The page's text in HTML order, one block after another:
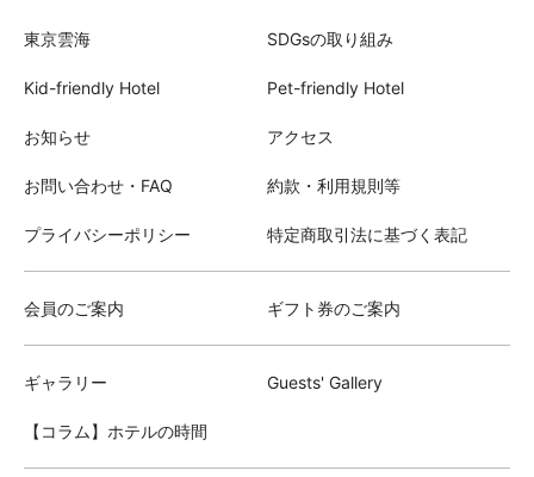
東京雲海 SDGsの取り組み
Kid-friendly Hotel Pet-friendly Hotel
お知らせ アクセス
お問い合わせ・FAQ 約款・利用規則等
プライバシーポリシー 特定商取引法に基づく表記
会員のご案内 ギフト券のご案内
ギャラリー Guests' Gallery
【コラム】ホテルの時間